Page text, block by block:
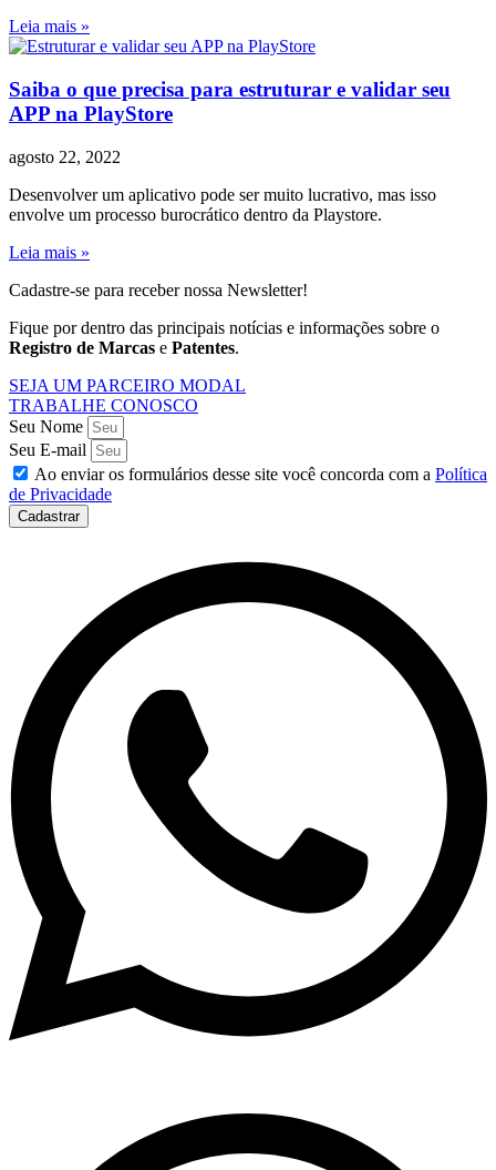
Leia mais »
Saiba o que precisa para estruturar e validar seu
APP na PlayStore
agosto 22, 2022
Desenvolver um aplicativo pode ser muito lucrativo, mas isso
envolve um processo burocrático dentro da Playstore.
Leia mais »
Cadastre-se para receber nossa Newsletter!
Fique por dentro das principais notícias e informações sobre o
Registro de Marcas e Patentes.
SEJA UM PARCEIRO MODAL
TRABALHE CONOSCO
Seu Nome
Seu E-mail
Ao enviar os formulários desse site você concorda com a Política
de Privacidade
Cadastrar